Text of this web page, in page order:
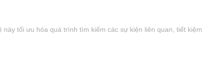
tối ưu hóa quá trình tìm kiếm các sự kiện liên quan, tiết kiệm